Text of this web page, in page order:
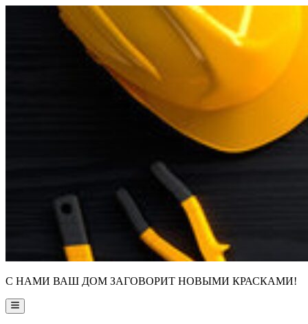
С НАМИ ВАШ ДОМ ЗАГОВОРИТ НОВЫМИ КРАСКАМИ!
Main
Menu